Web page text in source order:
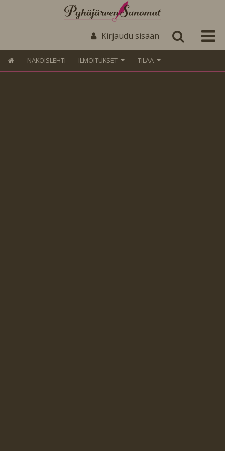
Kirjaudu sisään
NÄKÖISLEHTI ILMOITUKSET TILAA